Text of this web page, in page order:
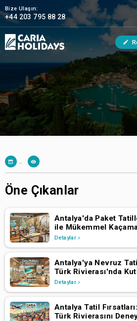
Bize Ulaşın:
+44 203 795 88 28
Öne Çıkanlar
Antalya'da Paket
ile Mükemmel
Detaylar
Antalya'ya Nevruz
Türk Rivierası'nda
Detaylar
Antalya Tatil
Türk Rivierasını